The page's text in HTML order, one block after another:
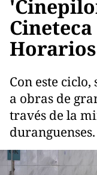
Horarios
Con este
a obras de
través de la
duranguenses.